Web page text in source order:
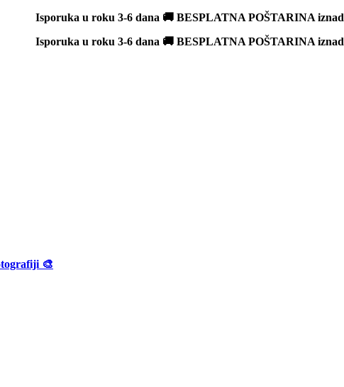
Isporuka u roku 3-6 dana 🚚 BESPLATNA POŠTARINA iznad
Isporuka u roku 3-6 dana 🚚 BESPLATNA POŠTARINA iznad
🎨